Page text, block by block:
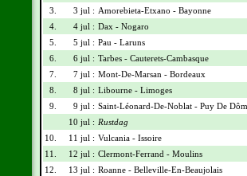
3.
3 jul : Amorebieta-Etxano - Bayonne
4.
4 jul : Dax - Nogaro
5.
5 jul : Pau - Laruns
6.
6 jul : Tarbes - Cauterets-Cambasque
7.
7 jul : Mont-De-Marsan - Bordeaux
8.
8 jul : Libourne - Limoges
9.
9 jul : Saint-Léonard-De-Noblat - Puy De
10 jul : Rustdag
10.
11 jul : Vulcania - Issoire
11.
12 jul : Clermont-Ferrand - Moulins
12.
13 jul : Roanne - Belleville-En-Beaujolais